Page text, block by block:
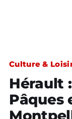
Culture &
Hérault
Pâques